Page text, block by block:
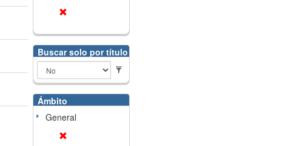
Buscar solo por título
Ámbito
General